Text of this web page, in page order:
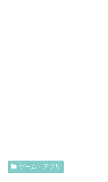
ゲーム・アプリ